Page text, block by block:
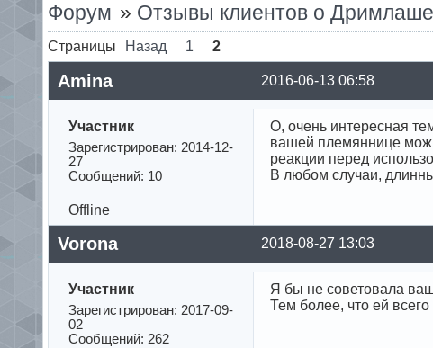
Форум » Отзывы клиентов о Дримлаше
Страницы Назад 1 2
2016-06-13 06:58
Amina
Участник
Зарегистрирован: 2014-12-
27
Сообщений: 10
О, очень интересная
вашей племяннице
реакции перед
В любом случаи,
Offline
2018-08-27 13:03
Vorona
Участник
Зарегистрирован: 2017-09-
02
Сообщений: 262
Я бы не советовала
Тем более, что ей